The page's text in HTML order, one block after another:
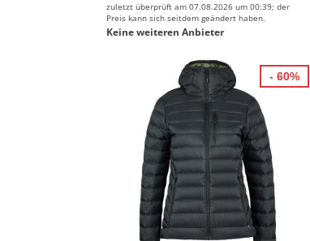
zuletzt überprüft am 07.08.2026 um 00:39; der
Preis kann sich seitdem geändert haben.
Keine weiteren Anbieter
- 60%